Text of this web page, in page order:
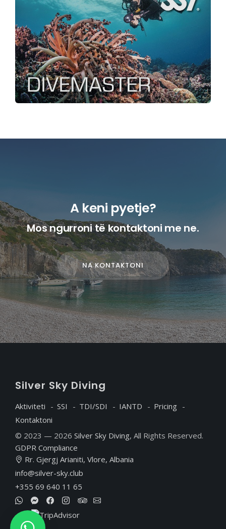
A keni pyetje?
Mos ngurroni të kontaktoni me ne.
NA KONTAKTONI
Silver Sky Diving
Aktiviteti SSI TDI/SDI IANTD
Pricing
Kontaktoni
© 2023 — 2026 Silver Sky Diving, All Rights Reserved.
GDPR Compliance
Rr. Gjergj Arianiti, Vlore, Albania
info@silver-sky.club
+355 69 640 11 65